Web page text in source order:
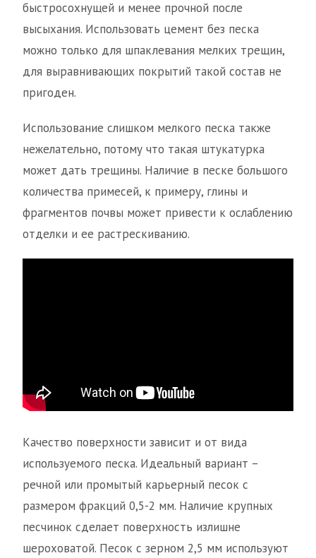
быстросохнущей и менее прочной после
высыхания. Использовать цемент без песка
можно только для шпаклевания мелких трещин,
для выравнивающих покрытий такой состав не
пригоден.
Использование слишком мелкого песка также
нежелательно, потому что такая штукатурка
может дать трещины. Наличие в песке большого
количества примесей, к примеру, глины и
фрагментов почвы может привести к ослаблению
отделки и ее растрескиванию.
Качество поверхности зависит и от вида
используемого песка. Идеальный вариант –
речной или промытый карьерный песок с
размером фракций 0,5-2 мм. Наличие крупных
песчинок сделает поверхность излишне
шероховатой. Песок с зерном 2,5 мм используют